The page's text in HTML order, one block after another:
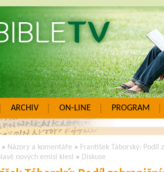
ARCHIV ON-LINE PROGRAM
» Názory a komentáře » František Táborský: Podíl
nových emisí klesl
» Diskuse